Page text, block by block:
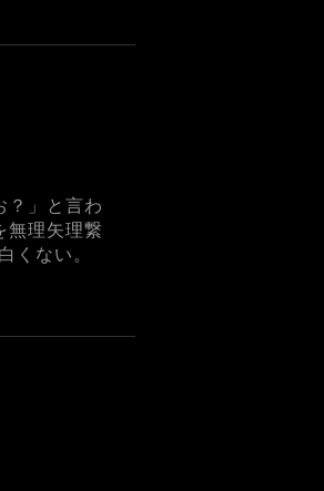
？」と言わ
無理矢理繋
ない。